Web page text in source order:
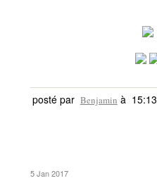
posté par Benjamin à 15:13
5 Jan 2017